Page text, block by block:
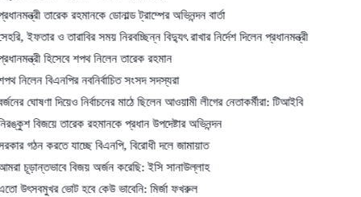
রহমানকে ডোনাল্ড ট্রাম্পের অভিনন্দন বার্তা
ও তারাবির সময় নিরবচ্ছিন্ন বিদ্যুৎ রাখার নির্দেশ দিলেন প্রধানমন্ত্রী
হিসেবে শপথ নিলেন তারেক রহমান
নবনির্বাচিত সংসদ সদস্যরা
দিয়েও নির্বাচনের মাঠে ছিলেন আওয়ামী লীগের নেতাকর্মীরা: টিআইবি
তারেক রহমানকে প্রধান উপদেষ্টার অভিনন্দন
যাচ্ছে বিএনপি, বিরোধী দলে জামায়াত
বিজয় অর্জন করেছি: ইসি সানাউল্লাহ
ভোট হবে কেউ ভাবেনি: মির্জা ফখরুল